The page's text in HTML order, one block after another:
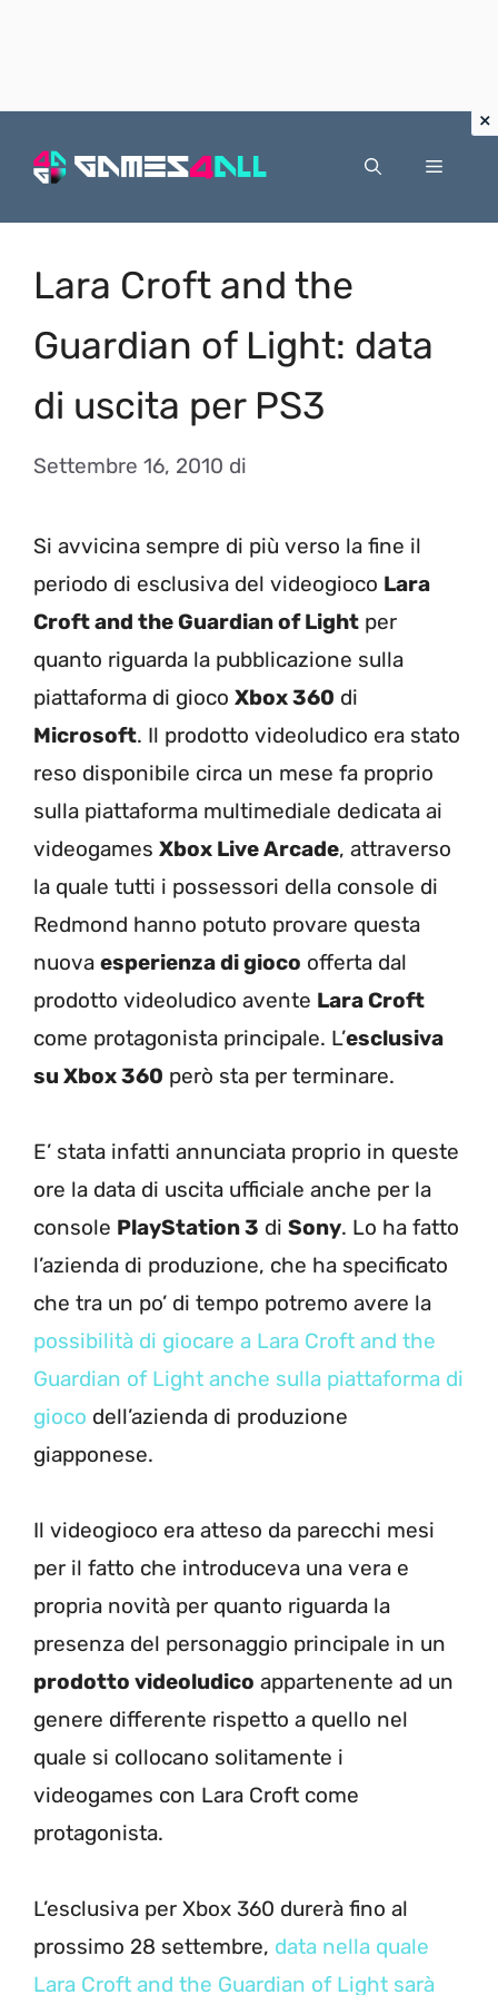
Menu
Lara Croft and the
Guardian of Light: data
di uscita per PS3
Settembre 16, 2010 di
Si avvicina sempre di più verso la fine il
periodo di esclusiva del videogioco Lara
Croft and the Guardian of Light per
quanto riguarda la pubblicazione sulla
piattaforma di gioco Xbox 360 di
Microsoft. Il prodotto videoludico era stato
reso disponibile circa un mese fa proprio
sulla piattaforma multimediale dedicata ai
videogames Xbox Live Arcade, attraverso
la quale tutti i possessori della console di
Redmond hanno potuto provare questa
nuova esperienza di gioco offerta dal
prodotto videoludico avente Lara Croft
come protagonista principale. L’esclusiva
su Xbox 360 però sta per terminare.
E’ stata infatti annunciata proprio in queste
ore la data di uscita ufficiale anche per la
console PlayStation 3 di Sony. Lo ha fatto
l’azienda di produzione, che ha specificato
che tra un po’ di tempo potremo avere la
possibilità di giocare a Lara Croft and the
Guardian of Light anche sulla piattaforma di
gioco dell’azienda di produzione
giapponese.
Il videogioco era atteso da parecchi mesi
per il fatto che introduceva una vera e
propria novità per quanto riguarda la
presenza del personaggio principale in un
prodotto videoludico appartenente ad un
genere differente rispetto a quello nel
quale si collocano solitamente i
videogames con Lara Croft come
protagonista.
L’esclusiva per Xbox 360 durerà fino al
prossimo 28 settembre, data nella quale
Lara Croft and the Guardian of Light sarà